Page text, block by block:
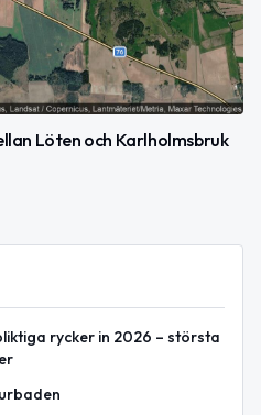
Löten och Karlholmsbruk
rycker in 2026 – största